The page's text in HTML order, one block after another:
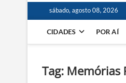
sábado, agosto 08, 2026
CIDADES POR AÍ
Tag: Memórias